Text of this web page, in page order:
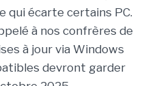
qui écarte certains PC.
à nos confrères de
à jour via Windows
devront garder